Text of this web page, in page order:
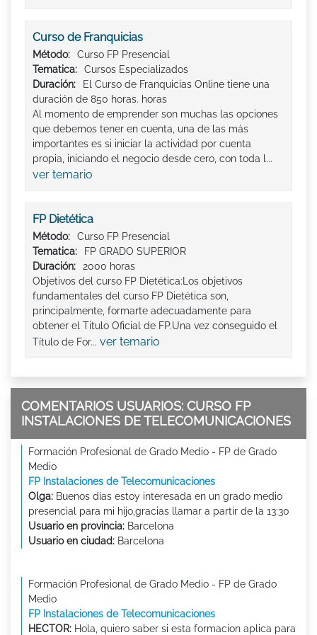
Curso de Franquicias
Método:
Curso FP Presencial
Tematica:
Cursos Especializados
Duración:
El Curso de Franquicias Online tiene una
duración de 850 horas. horas
Al momento de emprender son muchas las opciones
que debemos tener en cuenta, una de las más
importantes es si iniciar la actividad por cuenta
propia, iniciando el negocio desde cero, con toda l...
ver temario
FP Dietética
Método:
Curso FP Presencial
Tematica:
FP GRADO SUPERIOR
Duración:
2000 horas
Objetivos del curso FP Dietética:Los objetivos
fundamentales del curso FP Dietética son,
principalmente, formarte adecuadamente para
obtener el Titulo Oficial de FP.Una vez conseguido el
Título de For... ver temario
COMENTARIOS USUARIOS: CURSO FP
INSTALACIONES DE TELECOMUNICACIONES
Formación Profesional de Grado Medio - FP de Grado
Medio
FP Instalaciones de Telecomunicaciones
Olga: Buenos días estoy interesada en un grado medio
presencial para mi hijo,gracias llamar a partir de la 13:30
Usuario en provincia: Barcelona
Usuario en ciudad: Barcelona
Formación Profesional de Grado Medio - FP de Grado
Medio
FP Instalaciones de Telecomunicaciones
HECTOR: Hola, quiero saber si esta formacion aplica para